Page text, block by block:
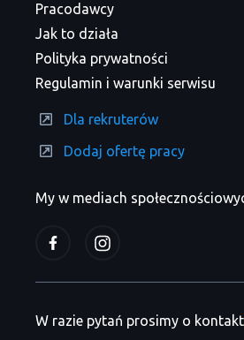
My w mediach
Pracodawcy
Jak to działa
Polityka prywatności
Regulamin i warunki serwisu
Dla rekruterów
Dodaj ofertę pracy
W razie pytań prosimy o kontakt